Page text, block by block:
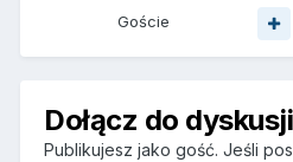
Goście
Dołącz do dyskusji
Publikujesz jako gość. Jeśli